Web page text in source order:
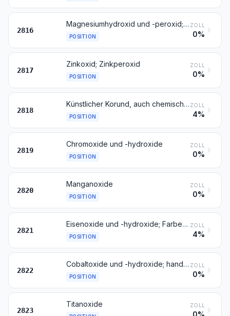
2816
Magnesiumhydroxid und -peroxid; Oxide, Hydroxide und Peroxide des Strontiums oder des Bariums
POSITION
ZOLL
0%
2817
Zinkoxid; Zinkperoxid
POSITION
ZOLL
0%
2818
Künstlicher Korund, auch chemisch nicht einheitlich; Aluminiumoxid; Aluminiumhydroxid
POSITION
ZOLL
4%
2819
Chromoxide und -hydroxide
POSITION
ZOLL
0%
2820
Manganoxide
POSITION
ZOLL
0%
2821
Eisenoxide und -hydroxide; Farberden mit einem Gehalt an gebundenem Eisen von 70 GHT oder mehr, berechnet als Fe2O3
POSITION
ZOLL
4%
2822
Cobaltoxide und -hydroxide; handelsübliche Cobaltoxide
POSITION
ZOLL
0%
2823
Titanoxide ZOLL
0%